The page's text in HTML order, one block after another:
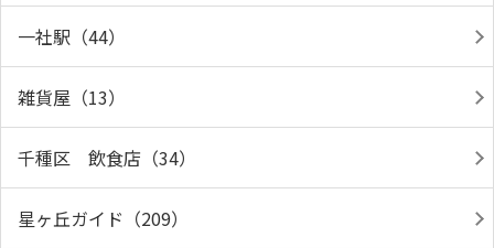
一社駅（44）
雑貨屋（13）
千種区 飲食店（34）
星ヶ丘ガイド（209）